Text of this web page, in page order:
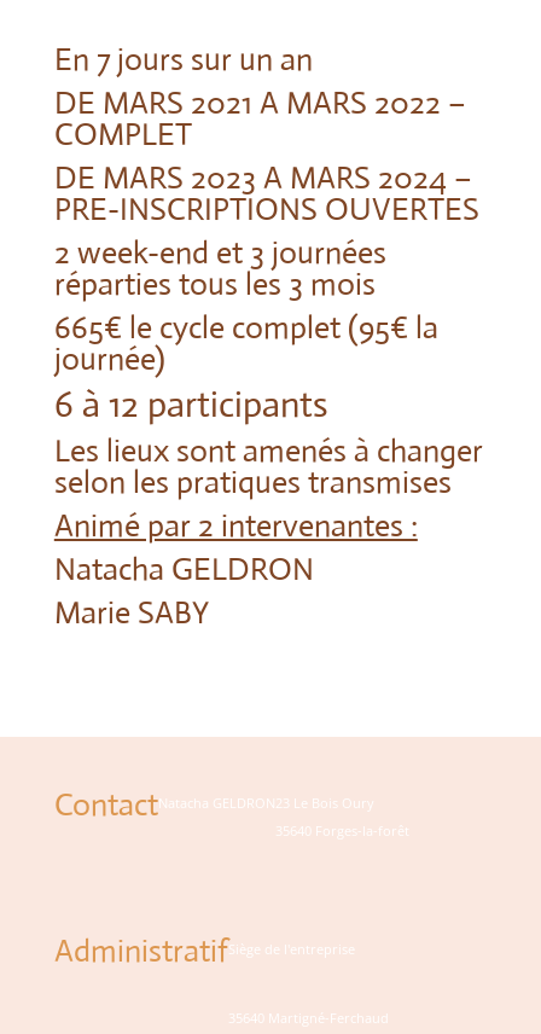
En 7 jours sur un an
DE MARS 2021 A MARS 2022 –
COMPLET
DE MARS 2023 A MARS 2024 –
PRE-INSCRIPTIONS OUVERTES
2 week-end et 3 journées
réparties tous les 3 mois
665€ le cycle complet (95€ la
journée)
6 à 12 participants
Les lieux sont amenés à changer
selon les pratiques transmises
Animé par 2 intervenantes :
Natacha GELDRON
Marie SABY
ContactNatacha GELDRON 23 Le Bois Oury
35640 Forges-la-forêt
AdministratifSiège de l'entreprise
35640 Martigné-Ferchaud